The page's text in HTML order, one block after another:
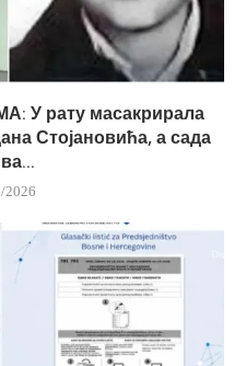
У рату масакрирала
Стојановића, а сада
2026